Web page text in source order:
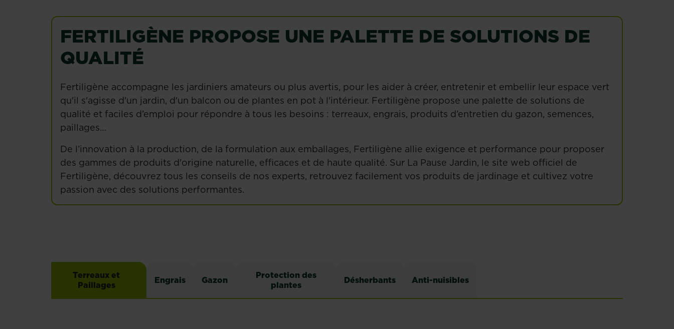
FERTILIGÈNE PROPOSE UNE PALETTE DE SOLUTIONS DE
QUALITÉ
Fertiligène accompagne les jardiniers amateurs ou plus avertis, pour les aider à créer, entretenir et embellir leur espace vert
qu'il s'agisse d'un jardin, d'un balcon ou de plantes en pot à l'intérieur. Fertiligène propose une palette de solutions de
qualité et faciles d’emploi pour répondre à tous les besoins : terreaux, engrais, produits d’entretien du gazon, semences,
paillages…
De l’innovation à la production, de la formulation aux emballages, Fertiligène allie exigence et performance pour proposer
des gammes de produits d'origine naturelle, efficaces et de haute qualité. Sur La Pause Jardin, le site web officiel de
Fertiligène, découvrez tous les conseils de nos experts, retrouvez facilement vos produits de jardinage et cultivez votre
passion avec des solutions performantes.
Terreaux et
Paillages
Engrais Gazon
Protection des
plantes
Désherbants Anti-nuisibles